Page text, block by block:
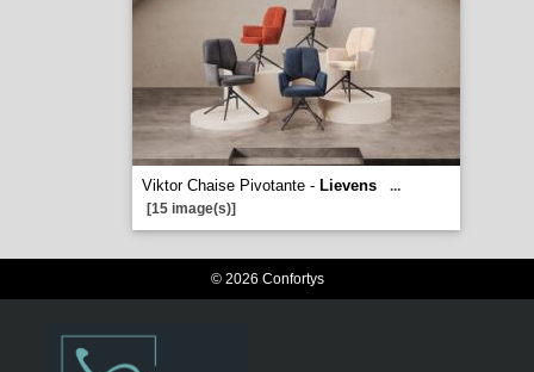
Viktor Chaise Pivotante - Lievens
...
[15 image(s)]
© 2026 Confortys